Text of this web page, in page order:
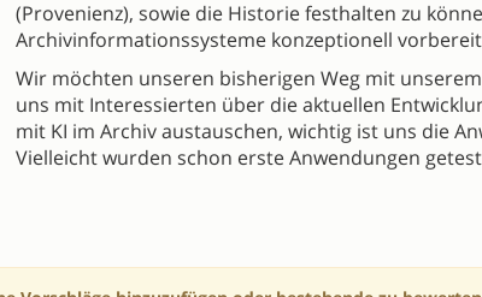
(Provenienz), sowie die Historie festhalten zu
Archivinformationssysteme konzeptionell
Wir möchten unseren bisherigen Weg mit
uns mit Interessierten über die aktuellen
mit KI im Archiv austauschen, wichtig ist uns die
Vielleicht wurden schon erste Anwendungen